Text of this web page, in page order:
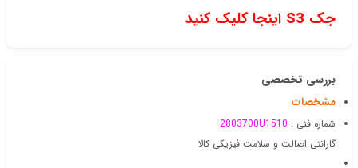
جک S3 اینجا کلیک کنید
بررسی تخصصی
مشخصات
شماره فنی : 2803700U1510
گارانتی اصالت و سلامت فیزیکی کالا